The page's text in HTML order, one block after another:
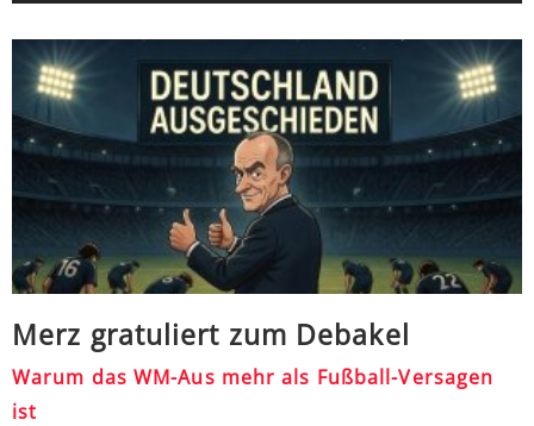
Merz gratuliert zum Debakel
Warum das WM-Aus mehr als Fußball-Versagen
ist